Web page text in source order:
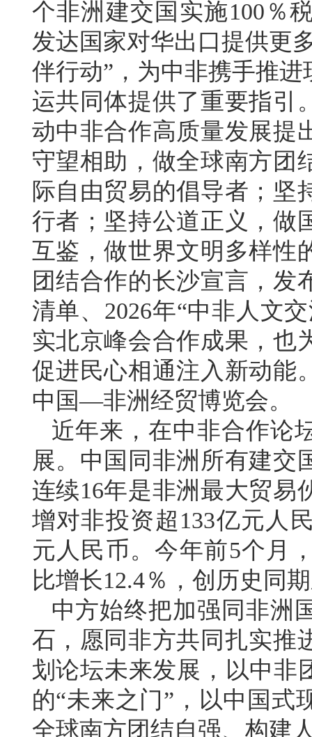
个非洲建交国实施100％
发达国家对华出口提供更
伴行动”，为中非携手推
运共同体提供了重要指引
动中非合作高质量发展提
守望相助，做全球南方团
际自由贸易的倡导者；坚
行者；坚持公道正义，做
互鉴，做世界文明多样性
团结合作的长沙宣言，发
清单、2026年“中非人文
实北京峰会合作成果，也
促进民心相通注入新动能
中国—非洲经贸博览会。
近年来，在中非合作论
展。中国同非洲所有建交
连续16年是非洲最大贸易
增对非投资超133亿元人
元人民币。今年前5个月
比增长12.4％，创历史同
中方始终把加强同非洲
石，愿同非方共同扎实推
划论坛未来发展，以中非
的“未来之门”，以中国式
全球南方团结自强、构建